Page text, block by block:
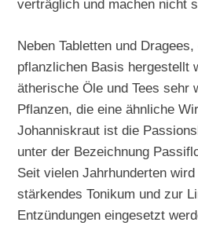
verträglich und machen nicht
Neben Tabletten und
pflanzlichen Basis hergestellt
ätherische Öle und Tees sehr
Pflanzen, die eine ähnliche
Johanniskraut ist die
unter der Bezeichnung
Seit vielen Jahrhunderten
stärkendes Tonikum und zur
Entzündungen eingesetzt